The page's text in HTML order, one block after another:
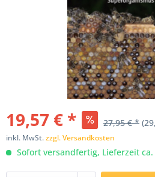
19,57 € * 27,95 € *
inkl. MwSt.zzgl. Versandkosten
Sofort versandfertig, Lieferzeit